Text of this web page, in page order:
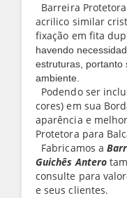
Barreira
acrilico similar
fixação em fita
havendo
estruturas, portanto
ambiente.
Podendo ser
cores) em sua
aparência e
Protetora para
Fabricamos a
Guichês Antero
consulte para
e seus clientes.